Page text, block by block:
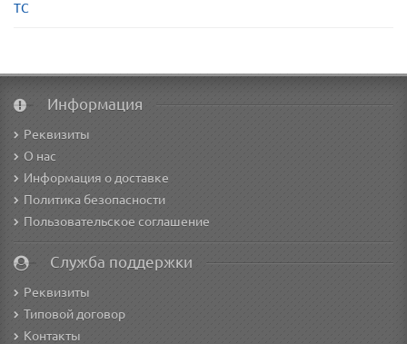
TC
Информация
Реквизиты
О нас
Информация о доставке
Политика безопасности
Пользовательское соглашение
Служба поддержки
Реквизиты
Типовой договор
Контакты